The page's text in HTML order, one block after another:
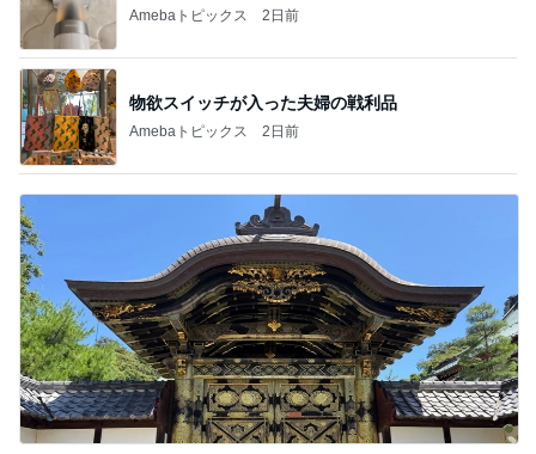
Amebaトピックス 2日前
物欲スイッチが入った夫婦の戦利品
Amebaトピックス 2日前